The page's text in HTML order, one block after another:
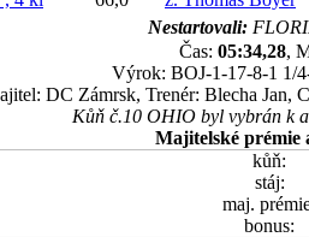
Nestartovali:
Čas: 05:34,28,
Výrok: BOJ-1-17-8-1 1/
DC Zámrsk, Trenér: Blecha Jan,
Kůň č.10 OHIO byl vybrán k
Majitelské prémie
kůň:
stáj:
maj.
bonus: